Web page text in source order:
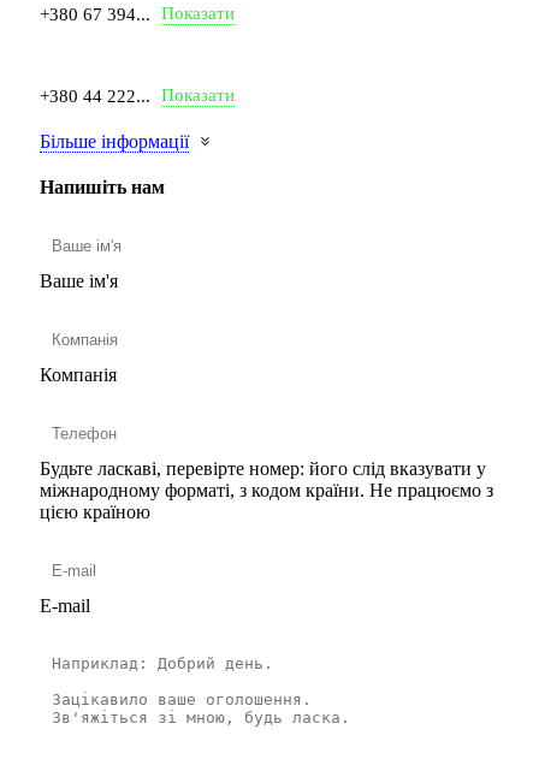
+380 67 394... Показати
+380 44 222... Показати
Більше інформації
Напишіть нам
Ваше ім'я
Компанія
Будьте ласкаві, перевірте номер: його слід вказувати у
міжнародному форматі, з кодом країни. Не працюємо з
цією країною
E-mail